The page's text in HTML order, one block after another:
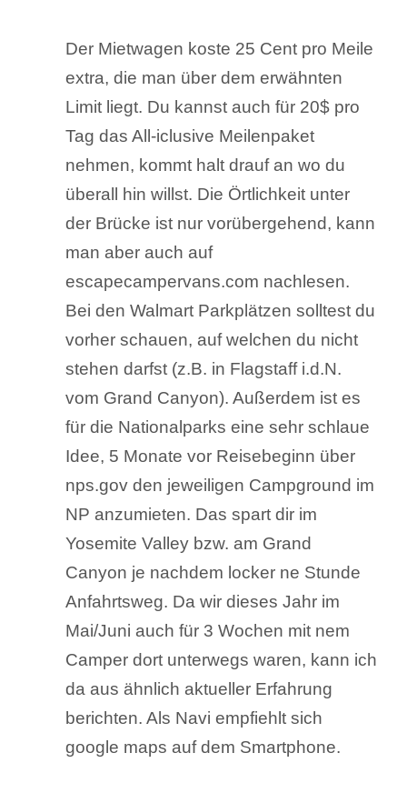
Der Mietwagen koste 25 Cent pro Meile
extra, die man über dem erwähnten
Limit liegt. Du kannst auch für 20$ pro
Tag das All-iclusive Meilenpaket
nehmen, kommt halt drauf an wo du
überall hin willst. Die Örtlichkeit unter
der Brücke ist nur vorübergehend, kann
man aber auch auf
escapecampervans.com nachlesen.
Bei den Walmart Parkplätzen solltest du
vorher schauen, auf welchen du nicht
stehen darfst (z.B. in Flagstaff i.d.N.
vom Grand Canyon). Außerdem ist es
für die Nationalparks eine sehr schlaue
Idee, 5 Monate vor Reisebeginn über
nps.gov den jeweiligen Campground im
NP anzumieten. Das spart dir im
Yosemite Valley bzw. am Grand
Canyon je nachdem locker ne Stunde
Anfahrtsweg. Da wir dieses Jahr im
Mai/Juni auch für 3 Wochen mit nem
Camper dort unterwegs waren, kann ich
da aus ähnlich aktueller Erfahrung
berichten. Als Navi empfiehlt sich
google maps auf dem Smartphone.